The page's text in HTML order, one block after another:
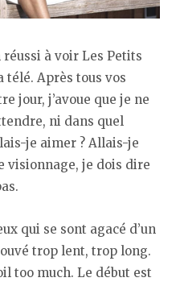
réussi à voir Les Petits
télé. Après tous vos
jour, j’avoue que je ne
ni dans quel
je aimer ? Allais-je
visionnage, je dois dire
qui se sont agacé d’un
trop lent, trop long.
too much. Le début est